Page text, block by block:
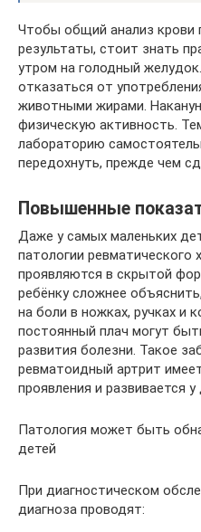
Чтобы общий анализ крови
результаты, стоит знать
утром на голодный
отказаться от
животными жирами.
физическую активность.
лабораторию
передохнуть, прежде чем
Повышенные
Даже у самых маленьких
патологии ревматического
проявляются в скрытой
ребёнку сложнее
на боли в ножках, ручках и
постоянный плач могут
развития болезни. Такое
ревматоидный артрит
проявления и развивается
Патология может быть
детей
При диагностическом
диагноза проводят: